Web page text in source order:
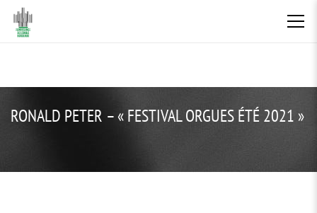
RONALD PETER – « FESTIVAL ORGUES ÉTÉ 2021 »